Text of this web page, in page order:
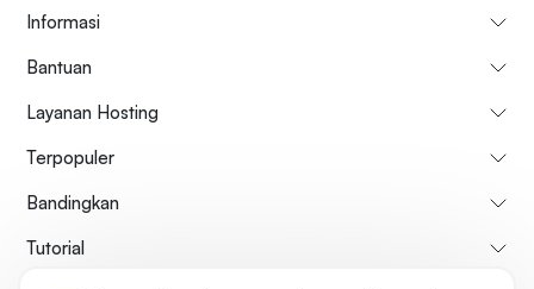
Informasi
Bantuan
Layanan Hosting
Terpopuler
Bandingkan
Tutorial